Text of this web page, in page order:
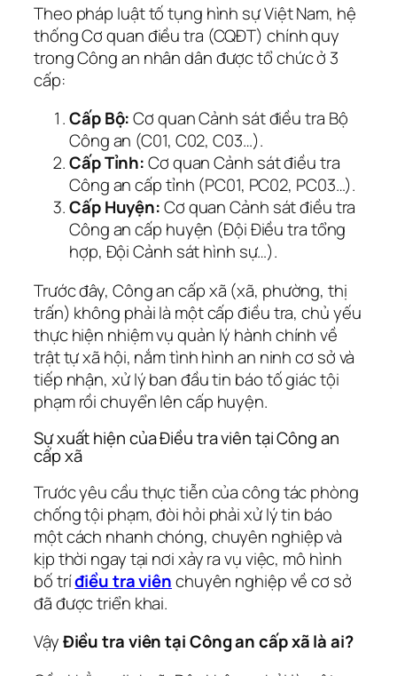
Theo pháp luật tố tụng hình sự Việt Nam, hệ
thống Cơ quan điều tra (CQĐT) chính quy
trong Công an nhân dân được tổ chức ở 3
cấp:
Cấp Bộ:Cơ quan Cảnh sát điều tra Bộ
Công an (C01, C02, C03…).
Cấp Tỉnh:Cơ quan Cảnh sát điều tra
Công an cấp tỉnh (PC01, PC02, PC03…).
Cấp Huyện:Cơ quan Cảnh sát điều tra
Công an cấp huyện (Đội Điều tra tổng
hợp, Đội Cảnh sát hình sự…).
Trước đây, Công an cấp xã (xã, phường, thị
trấn) không phải là một cấp điều tra, chủ yếu
thực hiện nhiệm vụ quản lý hành chính về
trật tự xã hội, nắm tình hình an ninh cơ sở và
tiếp nhận, xử lý ban đầu tin báo tố giác tội
phạm rồi chuyển lên cấp huyện.
Sự xuất hiện của Điều tra viên tại Công an
cấp xã
Trước yêu cầu thực tiễn của công tác phòng
chống tội phạm, đòi hỏi phải xử lý tin báo
một cách nhanh chóng, chuyên nghiệp và
kịp thời ngay tại nơi xảy ra vụ việc, mô hình
bố tríđiều tra viênchuyên nghiệp về cơ sở
đã được triển khai.
VậyĐiều tra viên tại Công an cấp xã là ai?